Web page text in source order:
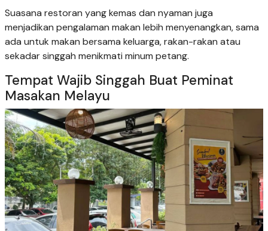
Suasana restoran yang kemas dan nyaman juga
menjadikan pengalaman makan lebih menyenangkan, sama
ada untuk makan bersama keluarga, rakan-rakan atau
sekadar singgah menikmati minum petang.
Tempat Wajib Singgah Buat Peminat
Masakan Melayu